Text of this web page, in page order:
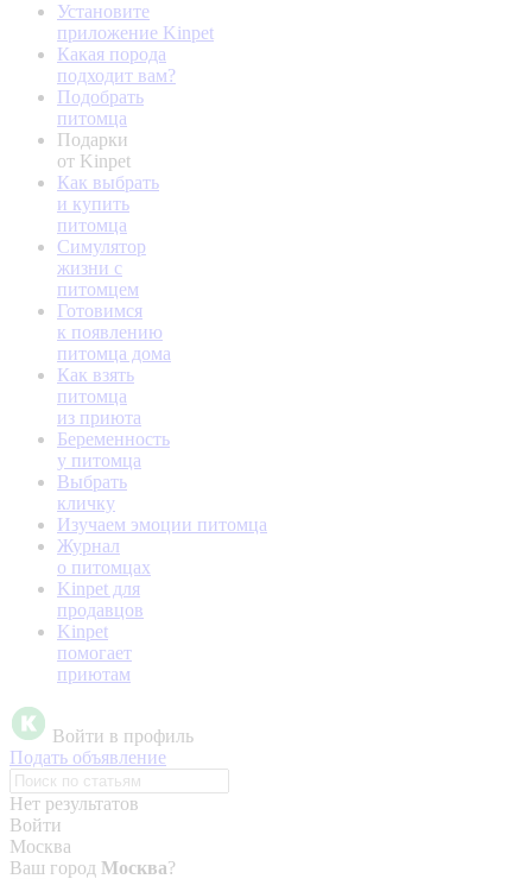
Установите
приложение Kinpet
Какая порода
подходит вам?
Подобрать
питомца
Подарки
от Kinpet
Как выбрать
и купить
питомца
Симулятор
жизни с
питомцем
Готовимся
к появлению
питомца дома
Как взять
питомца
из приюта
Беременность
у питомца
Выбрать
кличку
Изучаем эмоции питомца
Журнал
о питомцах
Kinpet для
продавцов
Kinpet
помогает
приютам
Войти в профиль
Подать объявление
Нет результатов
Войти
Москва
Ваш город Москва?